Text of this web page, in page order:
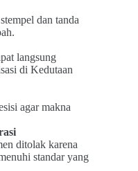
dan tanda
langsung
di Kedutaan
agar makna
ditolak karena
standar yang